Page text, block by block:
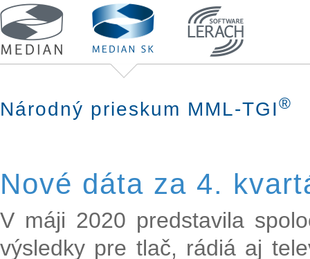
Národný prieskum MML-TGI®
Nové dáta za 4.
V máji 2020 predstavila
výsledky pre tlač, rádiá aj